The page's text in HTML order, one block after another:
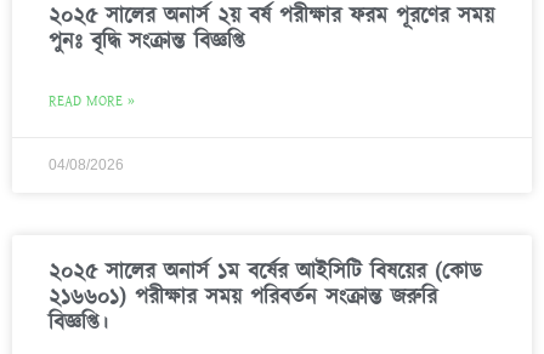
২০২৫ সালের অনার্স ২য় বর্ষ পরীক্ষার ফরম পূরণের সময়
পুনঃ বৃদ্ধি সংক্রান্ত বিজ্ঞপ্তি
READ MORE »
04/08/2026
২০২৫ সালের অনার্স ১ম বর্ষের আইসিটি বিষয়ের (কোড
২১৬৬০১) পরীক্ষার সময় পরিবর্তন সংক্রান্ত জরুরি
বিজ্ঞপ্তি।